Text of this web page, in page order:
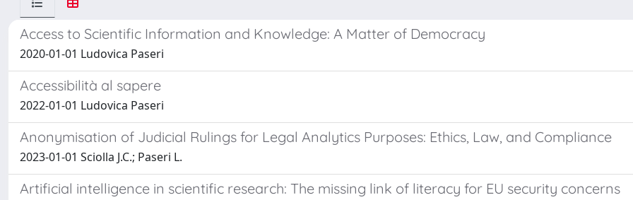
Access to Scientific Information and Knowledge: A Matter of Democracy
2020-01-01 Ludovica Paseri
Accessibilità al sapere
2022-01-01 Ludovica Paseri
Anonymisation of Judicial Rulings for Legal Analytics Purposes: Ethics, Law, and Compliance
2023-01-01 Sciolla J.C.; Paseri L.
Artificial intelligence in scientific research: The missing link of literacy for EU security concerns